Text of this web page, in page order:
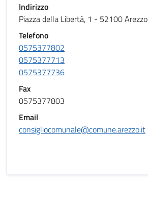
Indirizzo
Piazza della Libertà, 1 - 52100 Arezzo
Telefono
0575377802
0575377713
0575377736
Fax
0575377803
Email
consigliocomunale@comune.arezzo.it